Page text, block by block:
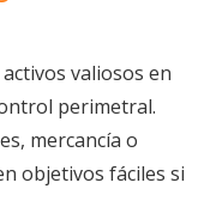
valiosos en
perimetral.
mercancía o
objetivos fáciles si